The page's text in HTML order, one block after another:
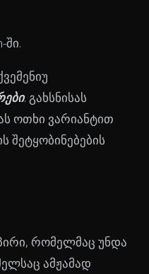
ში.
. გახსნისას
ოთხი ვარიანტით
შეტყობინებების
რომელმაც უნდა
ამჟამად